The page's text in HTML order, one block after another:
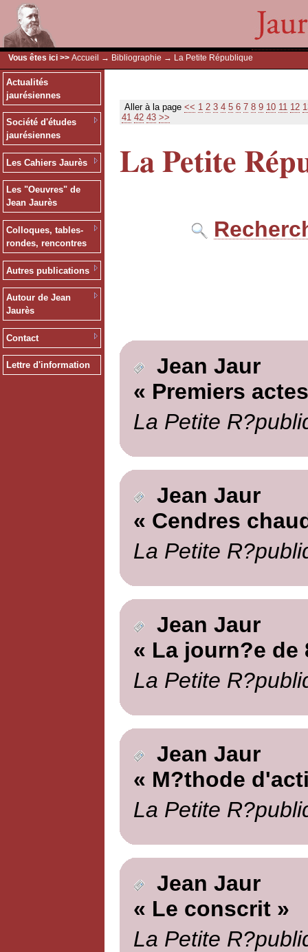
Vous êtes ici >> Accueil → Bibliographie → La Petite République
Actualités
jaurésiennes
Société d'études
jaurésiennes
Les Cahiers Jaurès
Les "Oeuvres" de
Jean Jaurès
Colloques, tables-
rondes, rencontres
Autres publications
Autour de Jean
Jaurès
Contact
Lettre d'information
Aller à la page << 1 2 3 4 5 6 7 8 9 10 11 12
41 42 43 >>
La Petite
Jean Jaur
« Premiers
La Petite
Jean Jaur
« Cendres
La Petite
Jean Jaur
« La journ?e de
La Petite
Jean Jaur
« M?thode
La Petite
Jean Jaur
« Le conscrit »
La Petite